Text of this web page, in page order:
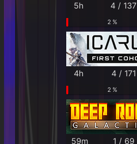
5h 4 / 137
2 %
4h 4 / 171
2 %
59m 1 / 69